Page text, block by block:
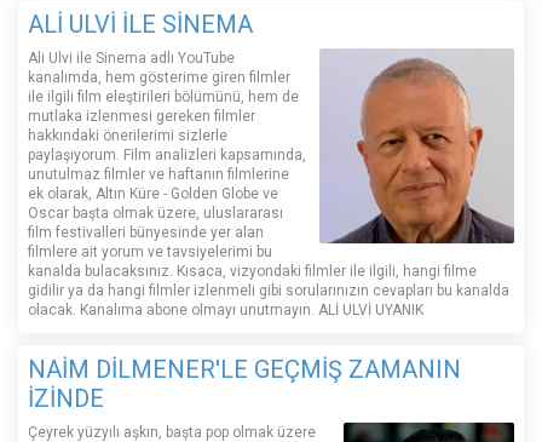
ALİ ULVİ İLE SİNEMA
Ali Ulvi ile Sinema adlı YouTube
kanalımda, hem gösterime giren filmler
ile ilgili film eleştirileri bölümünü, hem de
mutlaka izlenmesi gereken filmler
hakkındaki önerilerimi sizlerle
paylaşıyorum. Film analizleri kapsamında,
unutulmaz filmler ve haftanın filmlerine
ek olarak, Altın Küre - Golden Globe ve
Oscar başta olmak üzere, uluslararası
film festivalleri bünyesinde yer alan
filmlere ait yorum ve tavsiyelerimi bu
kanalda bulacaksınız. Kısaca, vizyondaki filmler ile ilgili, hangi filme
gidilir ya da hangi filmler izlenmeli gibi sorularınızın cevapları bu kanalda
olacak. Kanalıma abone olmayı unutmayın. ALİ ULVİ UYANIK
NAİM DİLMENER'LE GEÇMİŞ ZAMANIN
İZİNDE
Çeyrek yüzyılı aşkın, başta pop olmak üzere